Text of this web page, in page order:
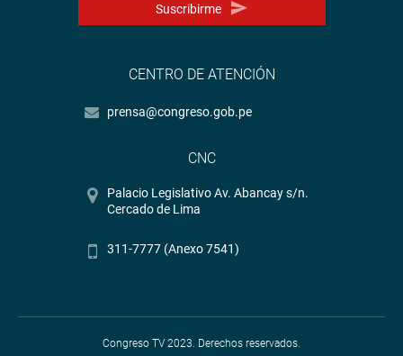
Suscribirme
CENTRO DE ATENCIÓN
prensa@congreso.gob.pe
CNC
Palacio Legislativo Av. Abancay s/n.
Cercado de Lima
311-7777 (Anexo 7541)
Congreso TV 2023. Derechos reservados.